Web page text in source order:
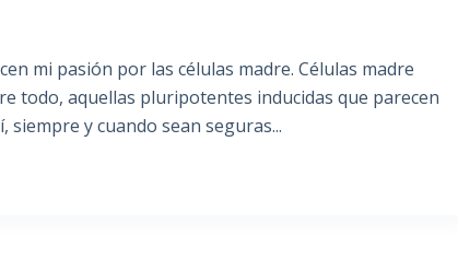
mi pasión por las células madre. Células madre
todo, aquellas pluripotentes inducidas que parecen
y cuando sean seguras...